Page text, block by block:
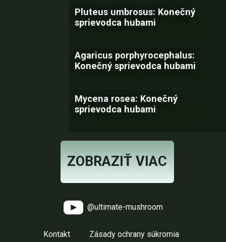
Pluteus umbrosus: Konečný
sprievodca hubami
Agaricus porphyrocephalus:
Konečný sprievodca hubami
Mycena rosea: Konečný
sprievodca hubami
ZOBRAZIŤ VIAC
@ultimate-mushroom
Kontakt Zásady ochrany súkromia